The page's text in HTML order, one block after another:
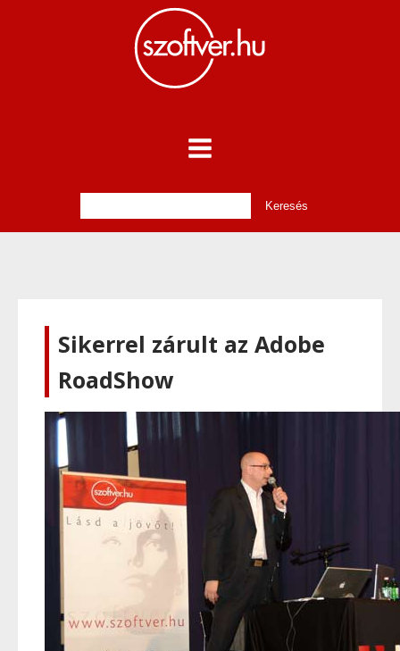
Sikerrel zárult az Adobe
RoadShow